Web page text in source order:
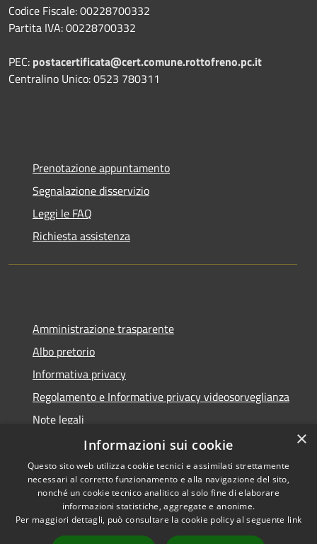
Codice Fiscale: 00228700332
Partita IVA: 00228700332
PEC: postacertificata@cert.comune.rottofreno.pc.it
Centralino Unico: 0523 780311
Prenotazione appuntamento
Segnalazione disservizio
Leggi le FAQ
Richiesta assistenza
Amministrazione trasparente
Albo pretorio
Informativa privacy
Regolamento e Informative privacy videosorveglianza
Note legali
Dichiarazione di accessibilità
RSS
Accessibilità
Copyright © 2026 • Comune di
Rottofreno • Powered by
×
Informazioni sui cookie
Questo sito web utilizza cookie tecnici e assimilati strettamente
necessari al corretto funzionamento e alla navigazione del sito,
nonché un cookie tecnico analitico al solo fine di elaborare
informazioni statistiche, aggregate e anonime.
Per maggiori dettagli, può consultare la cookie policy al seguente link